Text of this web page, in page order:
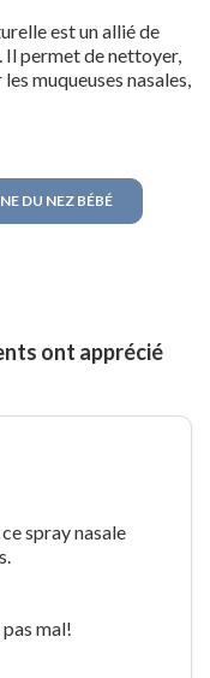
est un allié de
Il permet de nettoyer,
muqueuses nasales,
DU NEZ BÉBÉ
ont apprécié
spray nasale
mal!